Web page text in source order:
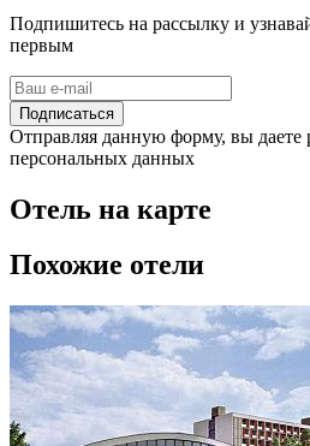
Подпишитесь на рассылку и
первым
Подписаться
Отправляя данную форму, вы даете
персональных данных
Отель на карте
Похожие отели